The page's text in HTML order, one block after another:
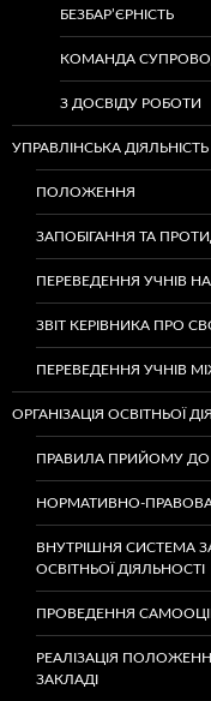
БЕЗБАР’ЄРНІСТЬ
КОМАНДА
З ДОСВІДУ РОБОТИ
УПРАВЛІНСЬКА ДІЯЛЬНІСТЬ
ПОЛОЖЕННЯ
ЗАПОБІГАННЯ ТА
ПЕРЕВЕДЕННЯ УЧНІВ
ЗВІТ КЕРІВНИКА ПРО
ПЕРЕВЕДЕННЯ УЧНІВ
ОРГАНІЗАЦІЯ ОСВІТНЬОЇ
ПРАВИЛА ПРИЙОМУ ДО
НОРМАТИВНО-
ВНУТРІШНЯ СИСТЕМА
ОСВІТНЬОЇ ДІЯЛЬНОСТІ
ПРОВЕДЕННЯ
РЕАЛІЗАЦІЯ
ЗАКЛАДІ